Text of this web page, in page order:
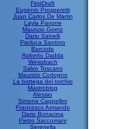
FirstDraft
Eugenio Prosperetti
Juan Carlos De Martin
Layla Pavone
Maurizio Goetz
Dario Salvelli
Pierluca Santoro
Barcode
Roberto Dadda
Weissbach
Salvo Toscano
Maurizio Codogno
La bottega del torchio
Mastroblog
Alessio
Simone Cappellini
Francesco Armando
Dario Bonacina
Pietro Saccomani
Serenella